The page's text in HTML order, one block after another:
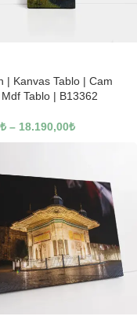
| Kanvas Tablo | Cam
Tablo | B13362
₺ – 18.190,00₺